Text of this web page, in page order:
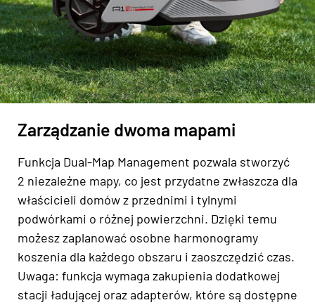
Zarządzanie dwoma mapami
Funkcja Dual-Map Management pozwala stworzyć
2 niezależne mapy, co jest przydatne zwłaszcza dla
właścicieli domów z przednimi i tylnymi
podwórkami o różnej powierzchni. Dzięki temu
możesz zaplanować osobne harmonogramy
koszenia dla każdego obszaru i zaoszczędzić czas.
Uwaga: funkcja wymaga zakupienia dodatkowej
stacji ładującej oraz adapterów, które są dostępne